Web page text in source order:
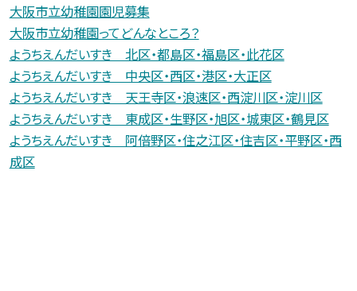
大阪市立幼稚園園児募集
大阪市立幼稚園ってどんなところ？
ようちえんだいすき 北区・都島区・福島区・此花区
ようちえんだいすき 中央区・西区・港区・大正区
ようちえんだいすき 天王寺区・浪速区・西淀川区・淀川区
ようちえんだいすき 東成区・生野区・旭区・城東区・鶴見区
ようちえんだいすき 阿倍野区・住之江区・住吉区・平野区・西
成区